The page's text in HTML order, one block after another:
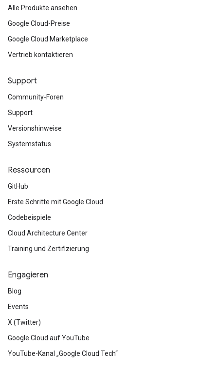
Alle Produkte ansehen
Google Cloud-Preise
Google Cloud Marketplace
Vertrieb kontaktieren
Support
Community-Foren
Support
Versionshinweise
Systemstatus
Ressourcen
GitHub
Erste Schritte mit Google Cloud
Codebeispiele
Cloud Architecture Center
Training und Zertifizierung
Engagieren
Blog
Events
X (Twitter)
Google Cloud auf YouTube
YouTube-Kanal „Google Cloud Tech“